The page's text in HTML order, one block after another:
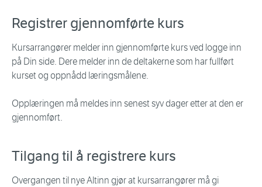
Registrer gjennomførte kurs
Kursarrangører melder inn gjennomførte kurs ved logge inn
på Din side. Dere melder inn de deltakerne som har fullført
kurset og oppnådd læringsmålene.
Opplæringen må meldes inn senest syv dager etter at den er
gjennomført.
Tilgang til å registrere kurs
Overgangen til nye Altinn gjør at kursarrangører må gi